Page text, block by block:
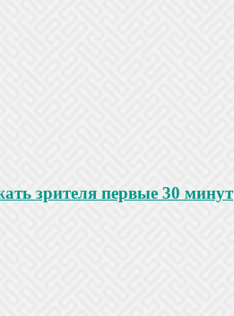
зрителя первые 30 минут